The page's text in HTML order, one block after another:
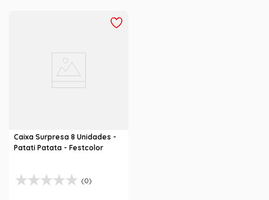
Caixa Surpresa 8 Unidades -
Patati Patata - Festcolor
(0)